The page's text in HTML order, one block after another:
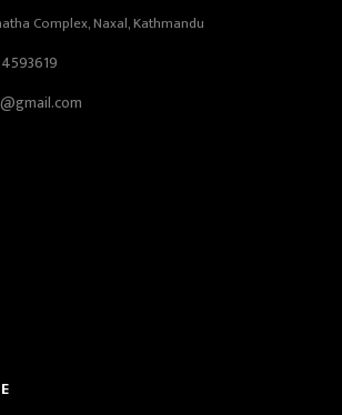
Complex, Naxal, Kathmandu